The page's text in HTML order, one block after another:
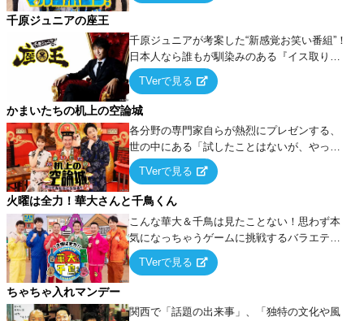
千原ジュニアの座王
千原ジュニアが考案した“新感覚お笑い番組”！
日本人なら誰もが馴染みのある『イス取りゲ
ーム』をベースに、大喜利・ギャグ・モノボ
ケ・歌…など様々なお題で芸人がショートネ
タを競い合う！
TVerで見る
かまいたちの机上の空論城
各分野の専門家自らが熱烈にプレゼンする、
世の中にある「試したことはないが、やって
みたらこうなる！…ハズ」という“机上の空
論”に若手芸人らがカラダを張って挑む！
TVerで見る
火曜は全力！華大さんと千鳥くん
こんな華大＆千鳥は見たことない！思わず本
気になっちゃうゲームに挑戦するバラエティ
ー！
TVerで見る
ちゃちゃ入れマンデー
関西で「話題の出来事」、「独特の文化や風